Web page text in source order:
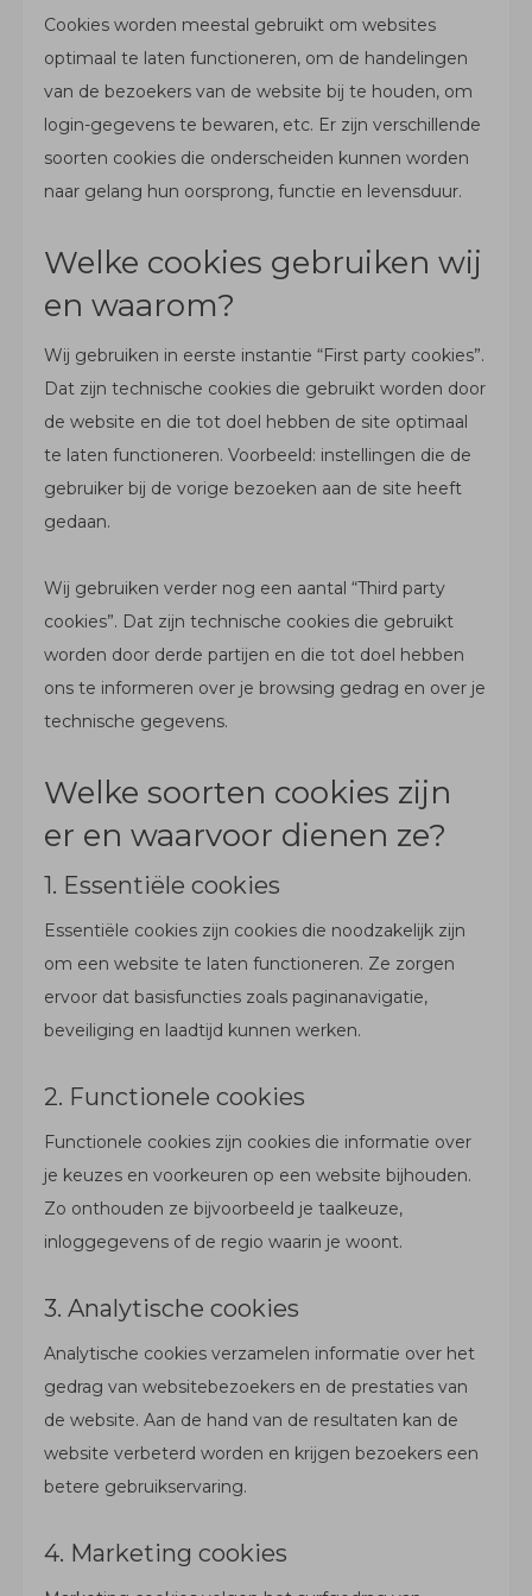
Cookies worden meestal gebruikt om websites
optimaal te laten functioneren, om de handelingen
van de bezoekers van de website bij te houden, om
login-gegevens te bewaren, etc. Er zijn verschillende
soorten cookies die onderscheiden kunnen worden
naar gelang hun oorsprong, functie en levensduur.
Welke cookies gebruiken wij
en waarom?
Wij gebruiken in eerste instantie “First party cookies”.
Dat zijn technische cookies die gebruikt worden door
de website en die tot doel hebben de site optimaal
te laten functioneren. Voorbeeld: instellingen die de
gebruiker bij de vorige bezoeken aan de site heeft
gedaan.
Wij gebruiken verder nog een aantal “Third party
cookies”. Dat zijn technische cookies die gebruikt
worden door derde partijen en die tot doel hebben
ons te informeren over je browsing gedrag en over je
technische gegevens.
Welke soorten cookies zijn
er en waarvoor dienen ze?
1. Essentiële cookies
Essentiële cookies zijn cookies die noodzakelijk zijn
om een website te laten functioneren. Ze zorgen
ervoor dat basisfuncties zoals paginanavigatie,
beveiliging en laadtijd kunnen werken.
2. Functionele cookies
Functionele cookies zijn cookies die informatie over
je keuzes en voorkeuren op een website bijhouden.
Zo onthouden ze bijvoorbeeld je taalkeuze,
inloggegevens of de regio waarin je woont.
3. Analytische cookies
Analytische cookies verzamelen informatie over het
gedrag van websitebezoekers en de prestaties van
de website. Aan de hand van de resultaten kan de
website verbeterd worden en krijgen bezoekers een
betere gebruikservaring.
4. Marketing cookies